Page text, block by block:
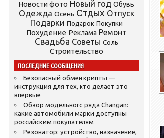
Новости фото Новый год Обувь
Одежда Осень Отдых Отпуск
Подарки Подарок Покупки
Похудение Реклама Ремонт
Свадьба Советы Соль
Строительство
ПОСЛЕДНИЕ СООБЩЕНИЯ
Безопасный обмен крипты —
инструкция для тех, кто делает это
впервые
Обзор модельного ряда Changan:
какие автомобили марки доступны
российским покупателям
Резонатор: устройство, назначение,